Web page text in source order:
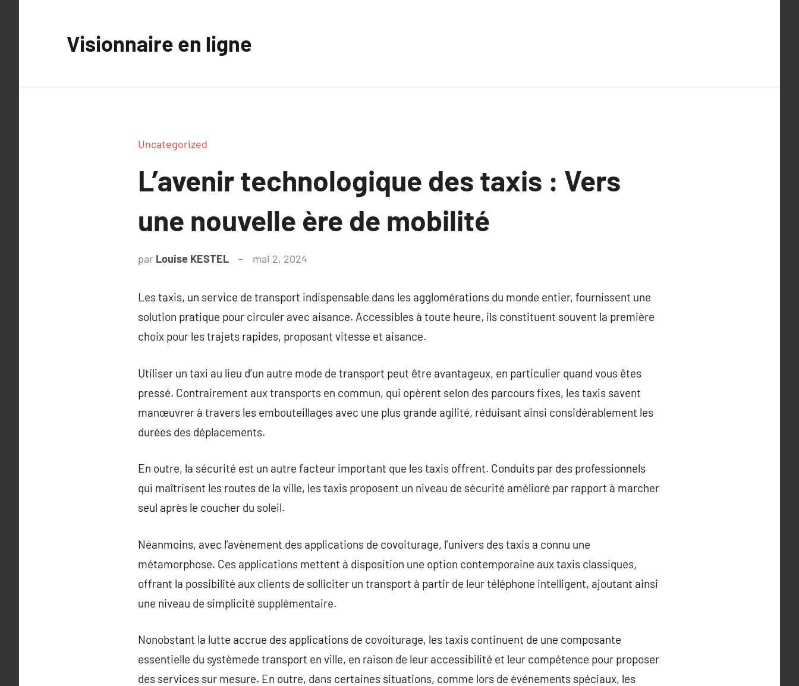
Visionnaire en ligne
Uncategorized
L’avenir technologique des taxis : Vers
une nouvelle ère de mobilité
par Louise KESTEL mai 2, 2024
Les taxis, un service de transport indispensable dans les agglomérations du monde entier, fournissent une
solution pratique pour circuler avec aisance. Accessibles à toute heure, ils constituent souvent la première
choix pour les trajets rapides, proposant vitesse et aisance.
Utiliser un taxi au lieu d’un autre mode de transport peut être avantageux, en particulier quand vous êtes
pressé. Contrairement aux transports en commun, qui opèrent selon des parcours fixes, les taxis savent
manœuvrer à travers les embouteillages avec une plus grande agilité, réduisant ainsi considérablement les
durées des déplacements.
En outre, la sécurité est un autre facteur important que les taxis offrent. Conduits par des professionnels
qui maîtrisent les routes de la ville, les taxis proposent un niveau de sécurité amélioré par rapport à marcher
seul après le coucher du soleil.
Néanmoins, avec l’avènement des applications de covoiturage, l’univers des taxis a connu une
métamorphose. Ces applications mettent à disposition une option contemporaine aux taxis classiques,
offrant la possibilité aux clients de solliciter un transport à partir de leur téléphone intelligent, ajoutant ainsi
une niveau de simplicité supplémentaire.
Nonobstant la lutte accrue des applications de covoiturage, les taxis continuent de une composante
essentielle du systèmede transport en ville, en raison de leur accessibilité et leur compétence pour proposer
des services sur mesure. En outre, dans certaines situations, comme lors de événements spéciaux, les